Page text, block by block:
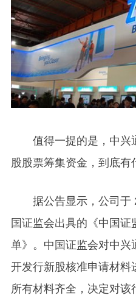
值得一提的是，中兴
股股票筹集资金，到底有
据公告显示，公司于
国证监会出具的《中国
单》。中国证监会对中兴
开发行新股核准申请材料
所有材料齐全，决定对该